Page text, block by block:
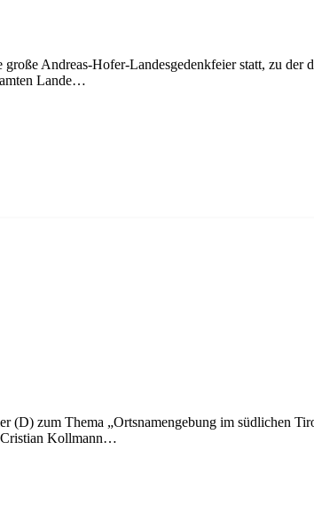
Andreas-Hofer-Landesgedenkfeier statt, zu der
Lande…
(D) zum Thema „Ortsnamengebung im südlichen
Cristian Kollmann…